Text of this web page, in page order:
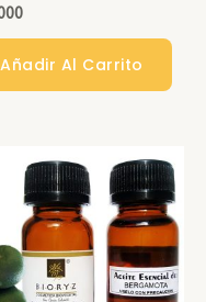
Añadir Al Carrito